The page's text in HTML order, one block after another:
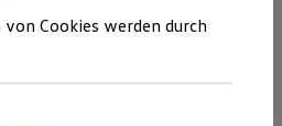
Vorteile
Cookies werden durch